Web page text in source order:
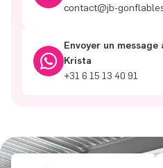
contact@jb-
Envoyer un message
Krista
+31 6 15 13 40 91